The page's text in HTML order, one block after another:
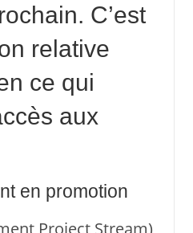
C’est
relative
ce qui
aux
en promotion
Project Stream)